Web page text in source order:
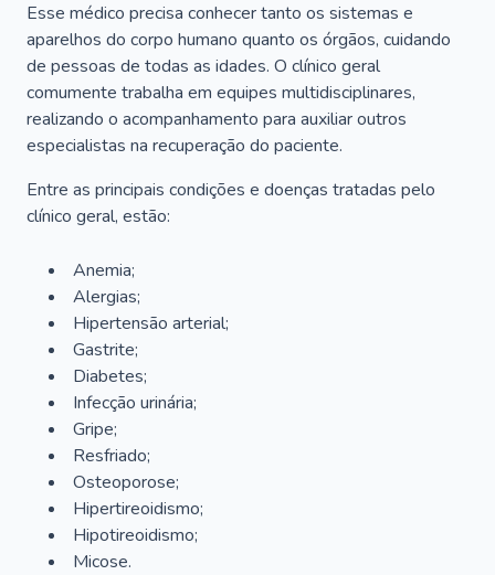
Esse médico precisa conhecer tanto os sistemas e
aparelhos do corpo humano quanto os órgãos, cuidando
de pessoas de todas as idades. O clínico geral
comumente trabalha em equipes multidisciplinares,
realizando o acompanhamento para auxiliar outros
especialistas na recuperação do paciente.
Entre as principais condições e doenças tratadas pelo
clínico geral, estão:
Anemia;
Alergias;
Hipertensão arterial;
Gastrite;
Diabetes;
Infecção urinária;
Gripe;
Resfriado;
Osteoporose;
Hipertireoidismo;
Hipotireoidismo;
Micose.